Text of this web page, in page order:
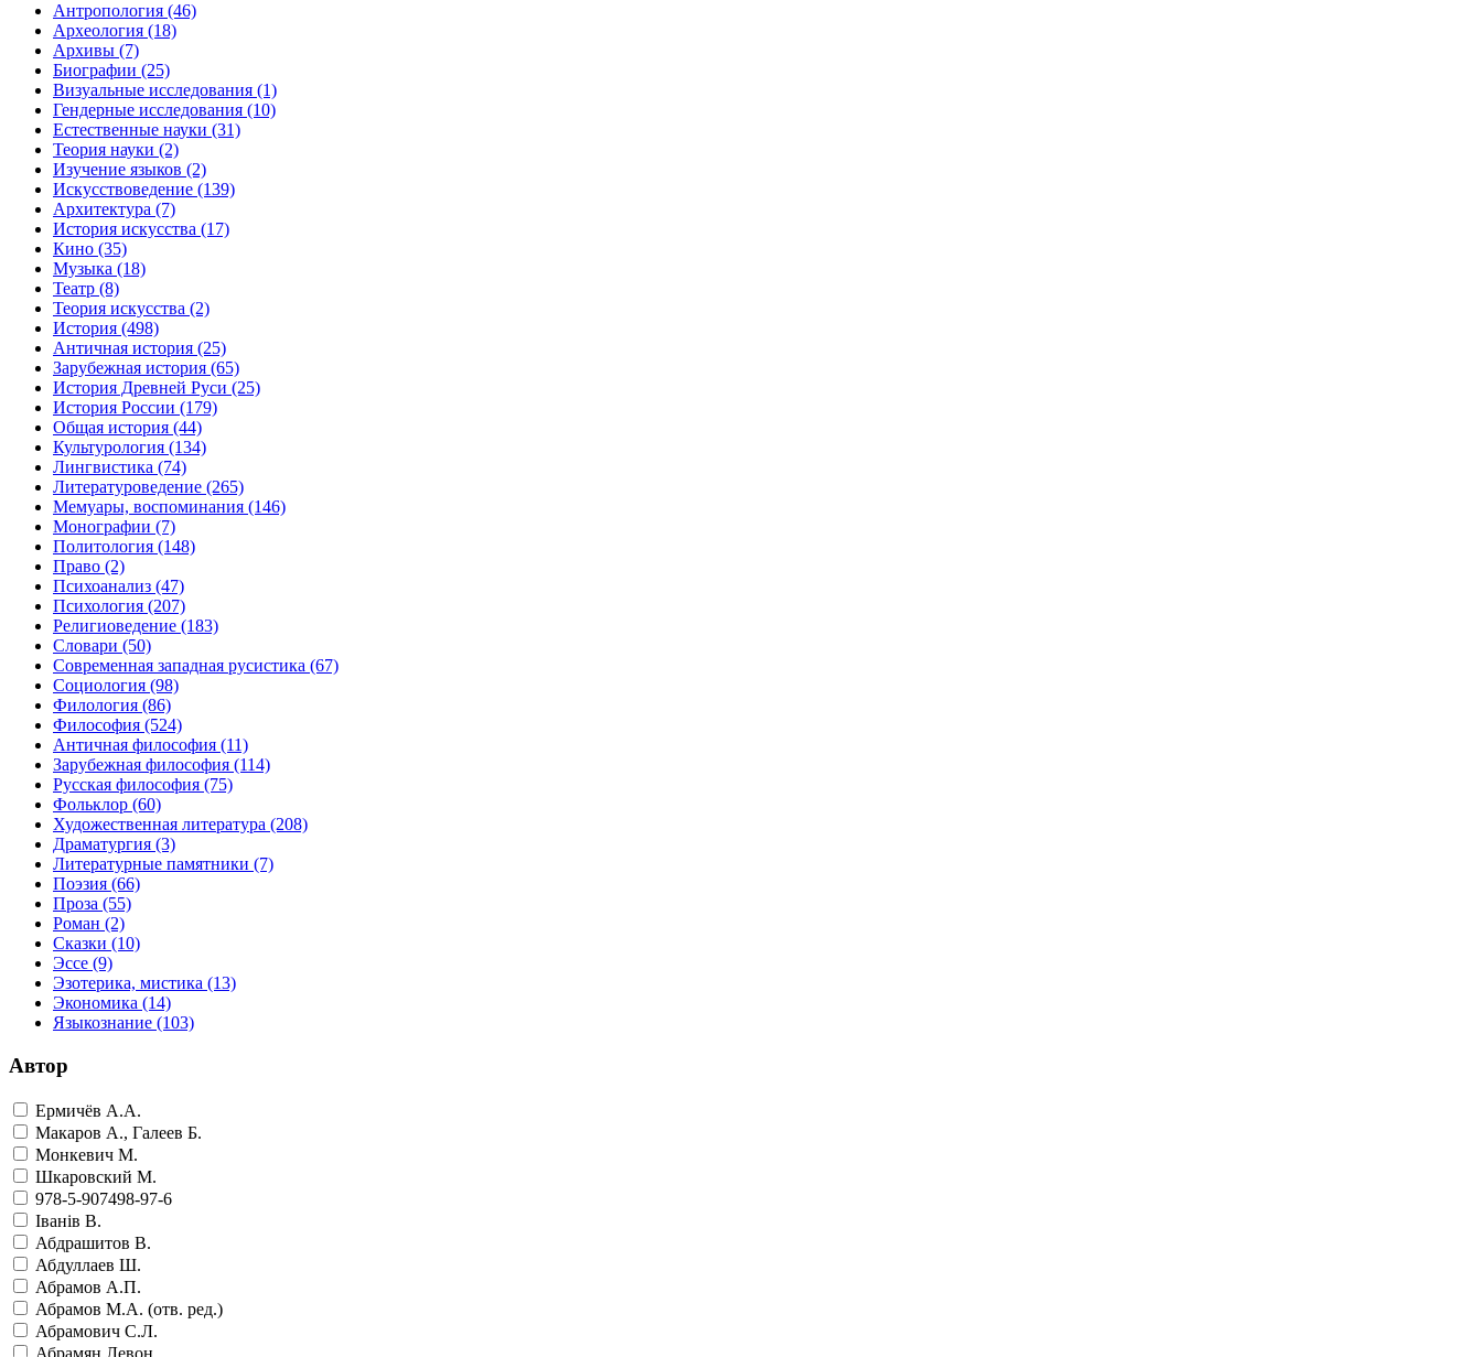
Антропология (46)
Археология (18)
Архивы (7)
Биографии (25)
Визуальные исследования (1)
Гендерные исследования (10)
Естественные науки (31)
Теория науки (2)
Изучение языков (2)
Искусствоведение (139)
Архитектура (7)
История искусства (17)
Кино (35)
Музыка (18)
Театр (8)
Теория искусства (2)
История (498)
Античная история (25)
Зарубежная история (65)
История Древней Руси (25)
История России (179)
Общая история (44)
Культурология (134)
Лингвистика (74)
Литературоведение (265)
Мемуары, воспоминания (146)
Монографии (7)
Политология (148)
Право (2)
Психоанализ (47)
Психология (207)
Религиоведение (183)
Словари (50)
Современная западная русистика (67)
Социология (98)
Филология (86)
Философия (524)
Античная философия (11)
Зарубежная философия (114)
Русская философия (75)
Фольклор (60)
Художественная литература (208)
Драматургия (3)
Литературные памятники (7)
Поэзия (66)
Проза (55)
Роман (2)
Сказки (10)
Эссе (9)
Эзотерика, мистика (13)
Экономика (14)
Языкознание (103)
Автор
Ермичёв А.А.
Макаров А., Галеев Б.
Монкевич М.
Шкаровский М.
978-5-907498-97-6
Iванiв В.
Абдрашитов В.
Абдуллаев Ш.
Абрамов А.П.
Абрамов М.А. (отв. ред.)
Абрамович С.Л.
Абрамян Левон